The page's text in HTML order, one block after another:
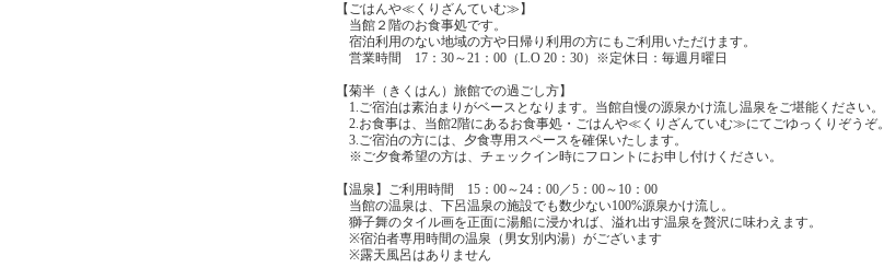
【ごはんや≪くりざんていむ≫】
当館２階のお食事処です。
宿泊利用のない地域の方や日帰り利用の方にもご利用いただけます。
営業時間 17：30～21：00（L.O 20：30）※定休日：毎週月曜日
【菊半（きくはん）旅館での過ごし方】
1.ご宿泊は素泊まりがベースとなります。当館自慢の源泉かけ流し温泉をご堪能ください。
2.お食事は、当館2階にあるお食事処・ごはんや≪くりざんていむ≫にてごゆっくりぞうぞ。
3.ご宿泊の方には、夕食専用スペースを確保いたします。
※ご夕食希望の方は、チェックイン時にフロントにお申し付けください。
【温泉】ご利用時間 15：00～24：00／5：00～10：00
当館の温泉は、下呂温泉の施設でも数少ない100%源泉かけ流し。
獅子舞のタイル画を正面に湯船に浸かれば、溢れ出す温泉を贅沢に味わえます。
※宿泊者専用時間の温泉（男女別内湯）がございます
※露天風呂はありません